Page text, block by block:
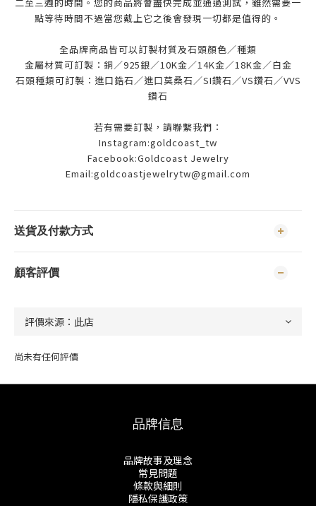
點等待時間不過當您戴上它之後會發現一切都是值得的。
全品牌商品皆可以訂製材質及石頭顏色／種類
金屬材質可訂製：銅／925銀／10K金／14K金／18K金／白金
石頭種類可訂製：進口鋯石／進口莫桑石／SI鑽石／VS鑽石／VVS
鑽石
若有需要訂製，請聯繫我們：
Instagram:goldcoast_tw
Facebook:Goldcoast Jewelry
Email:goldcoastjewelrytw@gmail.com
送貨及付款方式
顧客評價
尚未有任何評價
品牌信息
品牌故事及理念
常見問題
條款與細則
隱私保護政策